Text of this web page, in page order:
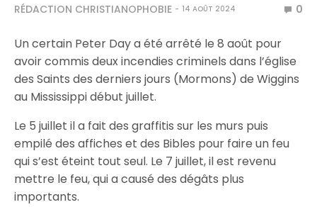
RÉDACTION CHRISTIANOPHOBIE 14 AOÛT 2024 0
Un certain Peter Day a été arrêté le 8 août pour
avoir commis deux incendies criminels dans l’église
des Saints des derniers jours (Mormons) de Wiggins
au Mississippi début juillet.
Le 5 juillet il a fait des graffitis sur les murs puis
empilé des affiches et des Bibles pour faire un feu
qui s’est éteint tout seul. Le 7 juillet, il est revenu
mettre le feu, qui a causé des dégâts plus
importants.